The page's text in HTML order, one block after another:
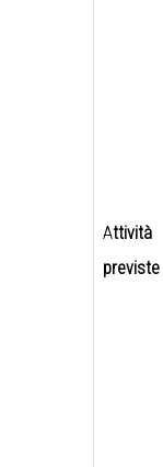
Attività
previste